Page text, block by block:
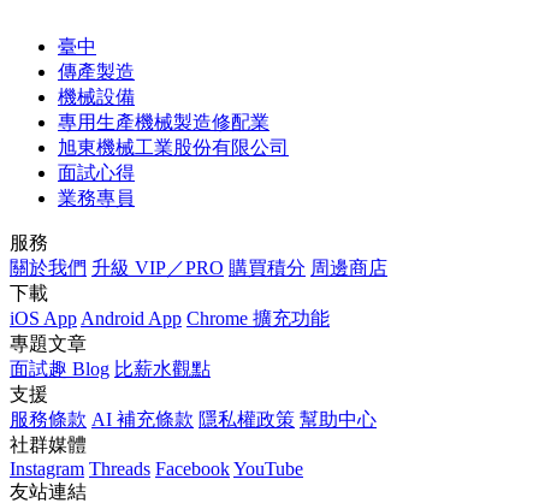
臺中
傳產製造
機械設備
專用生產機械製造修配業
旭東機械工業股份有限公司
面試心得
業務專員
服務
關於我們 升級 VIP／PRO 購買積分 周邊商店
下載
iOS App Android App Chrome 擴充功能
專題文章
面試趣 Blog 比薪水觀點
支援
服務條款 AI 補充條款 隱私權政策 幫助中心
社群媒體
Instagram Threads FacebookYouTube
友站連結